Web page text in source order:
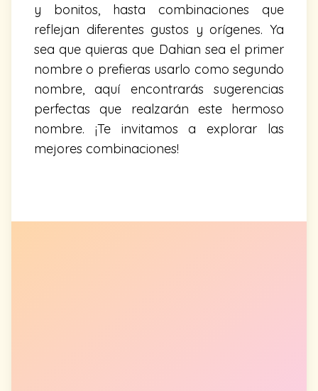
y bonitos, hasta combinaciones que
reflejan diferentes gustos y orígenes. Ya
sea que quieras que Dahian sea el primer
nombre o prefieras usarlo como segundo
nombre, aquí encontrarás sugerencias
perfectas que realzarán este hermoso
nombre. ¡Te invitamos a explorar las
mejores combinaciones!